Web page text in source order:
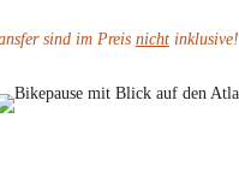
sind im Preis nichtinklusive!